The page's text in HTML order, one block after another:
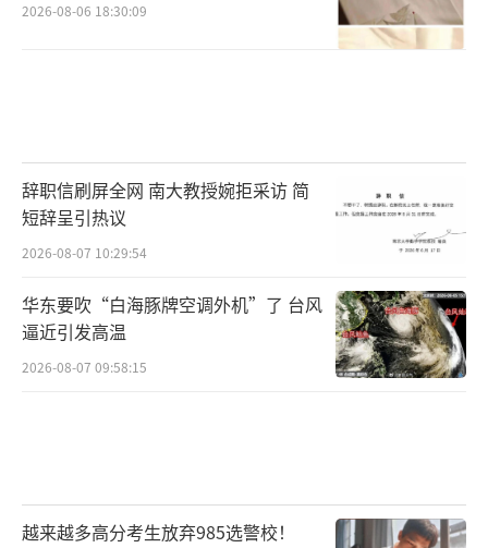
2026-08-06 18:30:09
辞职信刷屏全网 南大教授婉拒采访 简
短辞呈引热议
2026-08-07 10:29:54
华东要吹“白海豚牌空调外机”了 台风
逼近引发高温
2026-08-07 09:58:15
越来越多高分考生放弃985选警校！